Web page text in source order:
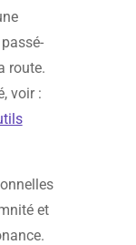
route.
voir :
et